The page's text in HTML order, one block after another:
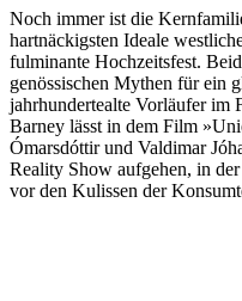
Noch immer ist die
hartnäckigsten Ideale
fulminante Hochzeitsfest.
genössischen Mythen für ein
jahrhundertealte Vorläufer im
Barney lässt in dem Film
Ómarsdóttir und Valdimar
Reality Show aufgehen, in
vor den Kulissen der